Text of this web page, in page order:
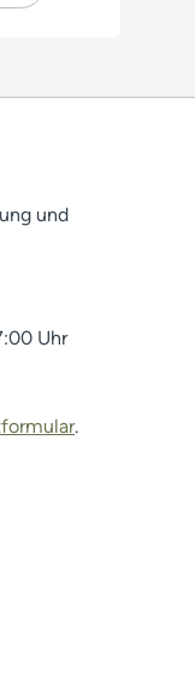
und
Uhr
.